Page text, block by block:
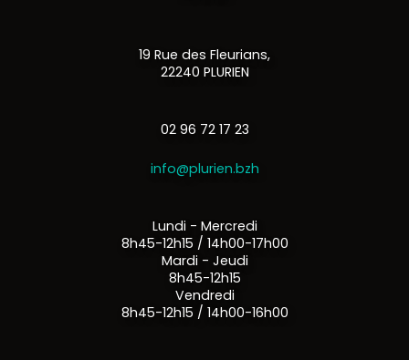
19 Rue des Fleurians,
22240 PLURIEN
02 96 72 17 23
info@plurien.bzh
Lundi - Mercredi
8h45-12h15 / 14h00-17h00
Mardi - Jeudi
8h45-12h15
Vendredi
8h45-12h15 / 14h00-16h00